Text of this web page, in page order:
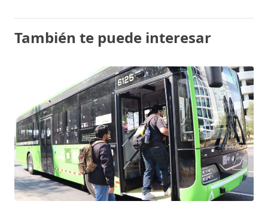
También te puede interesar